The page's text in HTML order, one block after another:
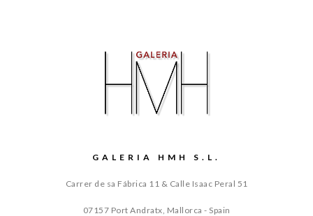
GALERIA HMH S.L.
Carrer de sa Fábrica 11 & Calle Isaac Peral 51
07157 Port Andratx, Mallorca - Spain